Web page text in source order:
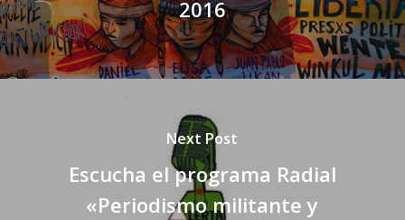
2016
Next Post
Escucha el programa Radial
«Periodismo militante y